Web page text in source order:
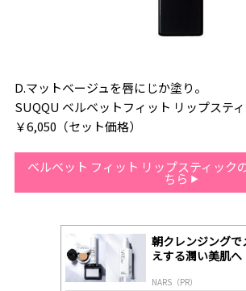
D.マットベージュを唇にじか塗り。
SUQQU ベルベットフィット リップステ
￥6,050（セット価格）
ベルベット フィット リップスティック
ちら
朝クレンジングで
えする潤い美肌へ
NARS（PR）